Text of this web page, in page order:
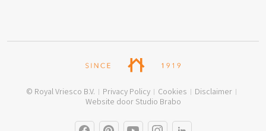
© Royal Vriesco B.V. Privacy Policy Cookies
Disclaimer
Website door Studio Brabo